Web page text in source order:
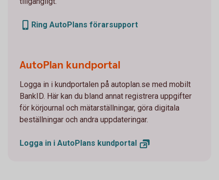
Ring AutoPlans förarsupport
AutoPlan kundportal
Logga in i kundportalen på autoplan.se med mobilt
BankID. Här kan du bland annat registrera uppgifter
för körjournal och mätarställningar, göra digitala
beställningar och andra uppdateringar.
Logga in i AutoPlans kundportal